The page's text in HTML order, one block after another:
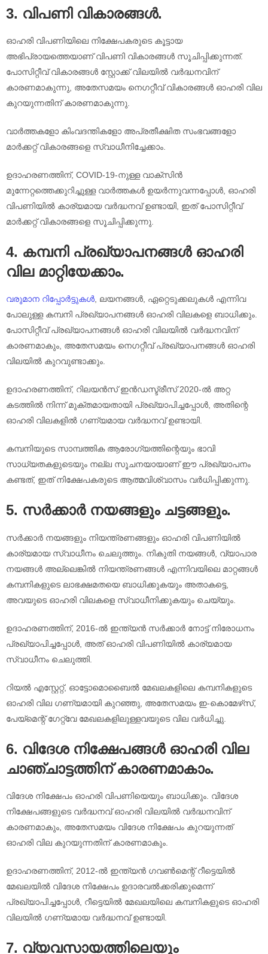
3. വിപണി വികാരങ്ങൾ.
ഓഹരി വിപണിയിലെ നിക്ഷേപകരുടെ കൂട്ടായ
അഭിപ്രായത്തെയാണ് വിപണി വികാരങ്ങൾ സൂചിപ്പിക്കുന്നത്.
പോസിറ്റീവ് വികാരങ്ങൾ സ്റ്റോക്ക് വിലയിൽ വർദ്ധനവിന്
കാരണമാകുന്നു, അതേസമയം നെഗറ്റീവ് വികാരങ്ങൾ ഓഹരി വില
കുറയുന്നതിന് കാരണമാകുന്നു.
വാർത്തകളോ കിംവദന്തികളോ അപ്രതീക്ഷിത സംഭവങ്ങളോ
മാർക്കറ്റ് വികാരങ്ങളെ സ്വാധീനിച്ചേക്കാം.
ഉദാഹരണത്തിന്, COVID-19-നുള്ള വാക്‌സിൻ
മുന്നേറ്റത്തെക്കുറിച്ചുള്ള വാർത്തകൾ ഉയർന്നുവന്നപ്പോൾ, ഓഹരി
വിപണിയിൽ കാര്യമായ വർദ്ധനവ് ഉണ്ടായി, ഇത് പോസിറ്റീവ്
മാർക്കറ്റ് വികാരങ്ങളെ സൂചിപ്പിക്കുന്നു.
4. കമ്പനി പ്രഖ്യാപനങ്ങൾ ഓഹരി
വില മാറ്റിയേക്കാം.
വരുമാന റിപ്പോർട്ടുകൾ, ലയനങ്ങൾ, ഏറ്റെടുക്കലുകൾ എന്നിവ
പോലുള്ള കമ്പനി പ്രഖ്യാപനങ്ങൾ ഓഹരി വിലകളെ ബാധിക്കും.
പോസിറ്റീവ് പ്രഖ്യാപനങ്ങൾ ഓഹരി വിലയിൽ വർദ്ധനവിന്
കാരണമാകും, അതേസമയം നെഗറ്റീവ് പ്രഖ്യാപനങ്ങൾ ഓഹരി
വിലയിൽ കുറവുണ്ടാക്കും.
ഉദാഹരണത്തിന്, റിലയൻസ് ഇൻഡസ്ട്രീസ് 2020-ൽ അറ്റ ​​
കടത്തിൽ നിന്ന് മുക്തമായതായി പ്രഖ്യാപിച്ചപ്പോൾ, അതിന്റെ
ഓഹരി വിലകളിൽ ഗണ്യമായ വർദ്ധനവ് ഉണ്ടായി.
കമ്പനിയുടെ സാമ്പത്തിക ആരോഗ്യത്തിന്റെയും ഭാവി
സാധ്യതകളുടെയും നല്ല സൂചനയായാണ് ഈ പ്രഖ്യാപനം
കണ്ടത്, ഇത് നിക്ഷേപകരുടെ ആത്മവിശ്വാസം വർധിപ്പിക്കുന്നു.
5. സർക്കാർ നയങ്ങളും ചട്ടങ്ങളും.
സർക്കാർ നയങ്ങളും നിയന്ത്രണങ്ങളും ഓഹരി വിപണിയിൽ
കാര്യമായ സ്വാധീനം ചെലുത്തും. നികുതി നയങ്ങൾ, വ്യാപാര
നയങ്ങൾ അല്ലെങ്കിൽ നിയന്ത്രണങ്ങൾ എന്നിവയിലെ മാറ്റങ്ങൾ
കമ്പനികളുടെ ലാഭക്ഷമതയെ ബാധിക്കുകയും അതാകട്ടെ,
അവയുടെ ഓഹരി വിലകളെ സ്വാധീനിക്കുകയും ചെയ്യും.
ഉദാഹരണത്തിന്, 2016-ൽ ഇന്ത്യൻ സർക്കാർ നോട്ട് നിരോധനം
പ്രഖ്യാപിച്ചപ്പോൾ, അത് ഓഹരി വിപണിയിൽ കാര്യമായ
സ്വാധീനം ചെലുത്തി.
റിയൽ എസ്റ്റേറ്റ്, ഓട്ടോമൊബൈൽ മേഖലകളിലെ കമ്പനികളുടെ
ഓഹരി വില ഗണ്യമായി കുറഞ്ഞു, അതേസമയം ഇ-കൊമേഴ്‌സ്,
പേയ്‌മെന്റ് ഗേറ്റ്‌വേ മേഖലകളിലുള്ളവയുടെ വില വർധിച്ചു.
6. വിദേശ നിക്ഷേപങ്ങൾ ഓഹരി വില
ചാഞ്ചാട്ടത്തിന് കാരണമാകാം.
വിദേശ നിക്ഷേപം ഓഹരി വിപണിയെയും ബാധിക്കും. വിദേശ
നിക്ഷേപങ്ങളുടെ വർദ്ധനവ് ഓഹരി വിലയിൽ വർദ്ധനവിന്
കാരണമാകും, അതേസമയം വിദേശ നിക്ഷേപം കുറയുന്നത്
ഓഹരി വില കുറയുന്നതിന് കാരണമാകും.
ഉദാഹരണത്തിന്, 2012-ൽ ഇന്ത്യൻ ഗവൺമെന്റ് റീട്ടെയിൽ
മേഖലയിൽ വിദേശ നിക്ഷേപം ഉദാരവൽക്കരിക്കുമെന്ന്
പ്രഖ്യാപിച്ചപ്പോൾ, റീട്ടെയിൽ മേഖലയിലെ കമ്പനികളുടെ ഓഹരി
വിലയിൽ ഗണ്യമായ വർദ്ധനവ് ഉണ്ടായി.
7. വ്യവസായത്തിലെയും